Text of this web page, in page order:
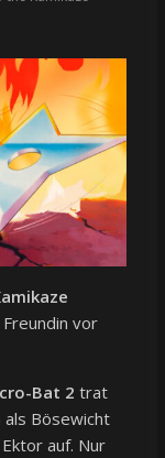
vor
Bat 2 trat
als Bösewicht
auf. Nur